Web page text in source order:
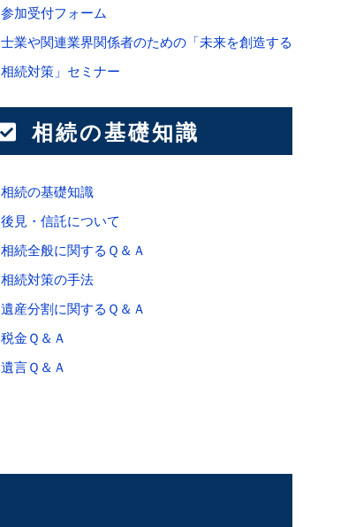
参加受付フォーム
士業や関連業界関係者のための「未来を創造する
相続対策」セミナー
相続の基礎知識
相続の基礎知識
後見・信託について
相続全般に関するＱ＆Ａ
相続対策の手法
遺産分割に関するＱ＆Ａ
税金Ｑ＆Ａ
遺言Ｑ＆Ａ